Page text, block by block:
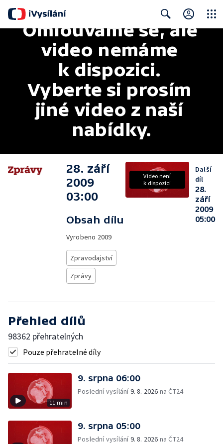
Search
Omlouváme se, ale
video nemáme
k dispozici.
Vyberte si prosím
jiné video z naší
nabídky.
28. září
2009
03:00
Obsah dílu
Vyrobeno 2009
Zpravodajství
Zprávy
Video není
k dispozici
Další
díl
28.
září
2009
05:00
Přehled dílů
98362 přehratelných
Pouze přehratelné díly
11 min
9. srpna 06:00
Poslední vysílání9. 8. 2026 na ČT24
9. srpna 05:00
Poslední vysílání9. 8. 2026 na ČT24